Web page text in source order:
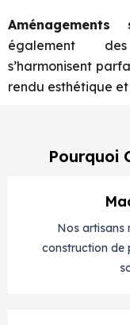
Aménagements
également
s’harmonisent
rendu esthétique
Pourquoi
Nos artisans
construction de